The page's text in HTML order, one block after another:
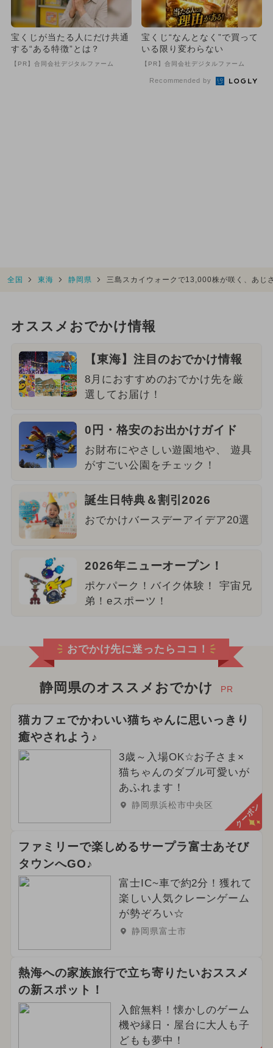
宝くじが当たる人にだけ共通
する“ある特徴”とは？
【PR】合同会社デジタルファーム
宝くじ“なんとなく”で買って
いる限り変わらない
【PR】合同会社デジタルファーム
Recommended by
全国 東海 静岡県 三島スカイウォークで13,000株が咲く、あ
オススメおでかけ情報
【東海】注目のおでかけ情報
8月におすすめのおでかけ先を厳
選してお届け！
0円・格安のお出かけガイド
お財布にやさしい遊園地や、 遊具
がすごい公園をチェック！
誕生日特典＆割引2026
おでかけバースデーアイデア20選
2026年ニューオープン！
ポケパーク！バイク体験！ 宇宙兄
弟！eスポーツ！
おでかけ先に迷ったらココ！
静岡県のオススメおでかけ PR
猫カフェでかわいい猫ちゃんに思いっきり
癒やされよう♪
3歳～入場OK☆お子さま×
猫ちゃんのダブル可愛いが
あふれます！
静岡県浜松市中央区 クーポン
ファミリーで楽しめるサープラ富士あそび
タウンへGO♪
富士IC~車で約2分！獲れて
楽しい人気クレーンゲーム
が勢ぞろい☆
静岡県富士市
熱海への家族旅行で立ち寄りたいおススメ
の新スポット！
入館無料！懐かしのゲーム
機や縁日・屋台に大人も子
どもも夢中！